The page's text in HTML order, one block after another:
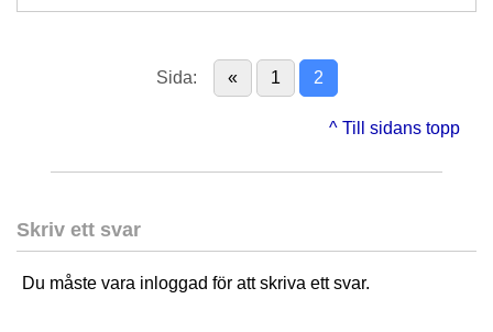
Sida: « 1 2
^ Till sidans topp
Skriv ett svar
Du måste vara inloggad för att skriva ett svar.